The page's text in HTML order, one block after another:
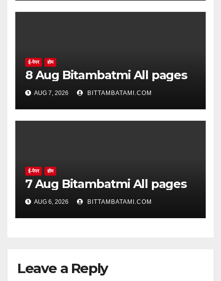
ई-पेपर होम
8 Aug Bitambatmi All pages
AUG 7, 2026 BITTAMBATAMI.COM
ई-पेपर होम
7 Aug Bitambatmi All pages
AUG 6, 2026 BITTAMBATAMI.COM
Leave a Reply